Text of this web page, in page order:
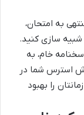
به امتحان،
شبیه سازی کنید.
خام، به
استرس شما در
را بهبود